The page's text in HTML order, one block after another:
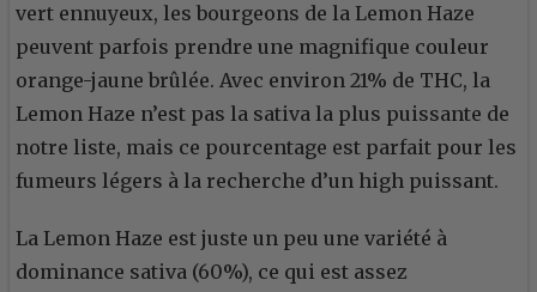
vert ennuyeux, les bourgeons de la Lemon Haze
peuvent parfois prendre une magnifique couleur
orange-jaune brûlée. Avec environ 21% de THC, la
Lemon Haze n’est pas la sativa la plus puissante de
notre liste, mais ce pourcentage est parfait pour les
fumeurs légers à la recherche d’un high puissant.
La Lemon Haze est juste un peu une variété à
dominance sativa (60%), ce qui est assez